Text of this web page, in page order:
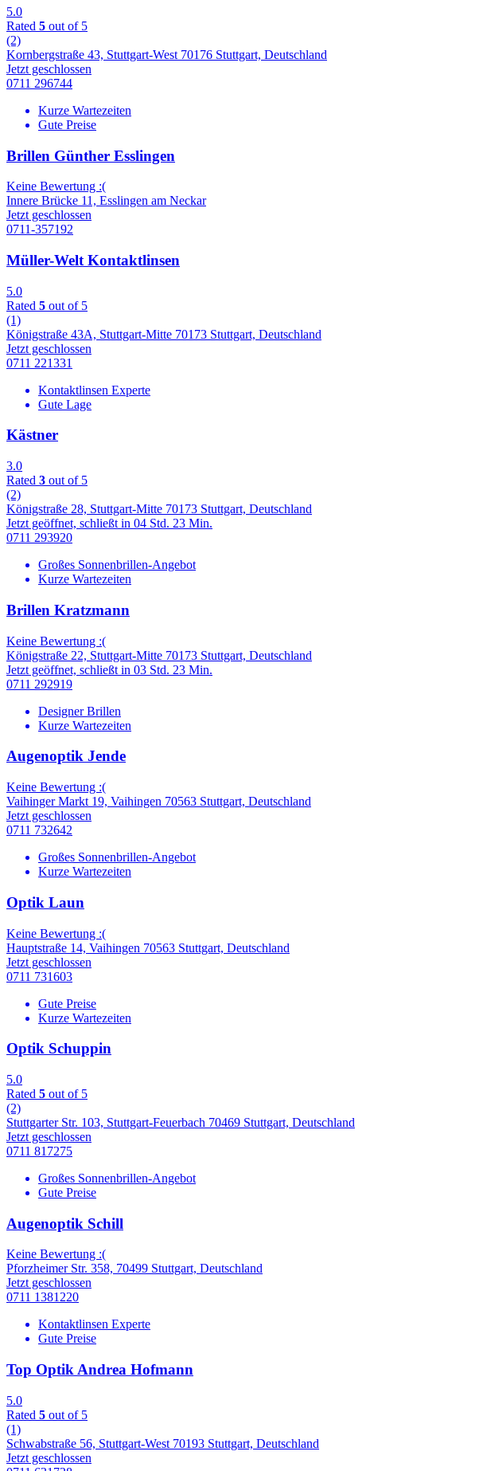
5.0
Rated 5 out of 5
(2)
Kornbergstraße 43, Stuttgart-West 70176 Stuttgart, Deutschland
Jetzt geschlossen
0711 296744
Kurze Wartezeiten
Gute Preise
Brillen Günther Esslingen
Keine Bewertung :(
Innere Brücke 11, Esslingen am Neckar
Jetzt geschlossen
0711-357192
Müller-Welt Kontaktlinsen
5.0
Rated 5 out of 5
(1)
Königstraße 43A, Stuttgart-Mitte 70173 Stuttgart, Deutschland
Jetzt geschlossen
0711 221331
Kontaktlinsen Experte
Gute Lage
Kästner
3.0
Rated 3 out of 5
(2)
Königstraße 28, Stuttgart-Mitte 70173 Stuttgart, Deutschland
Jetzt geöffnet, schließt in 04 Std. 23 Min.
0711 293920
Großes Sonnenbrillen-Angebot
Kurze Wartezeiten
Brillen Kratzmann
Keine Bewertung :(
Königstraße 22, Stuttgart-Mitte 70173 Stuttgart, Deutschland
Jetzt geöffnet, schließt in 03 Std. 23 Min.
0711 292919
Designer Brillen
Kurze Wartezeiten
Augenoptik Jende
Keine Bewertung :(
Vaihinger Markt 19, Vaihingen 70563 Stuttgart, Deutschland
Jetzt geschlossen
0711 732642
Großes Sonnenbrillen-Angebot
Kurze Wartezeiten
Optik Laun
Keine Bewertung :(
Hauptstraße 14, Vaihingen 70563 Stuttgart, Deutschland
Jetzt geschlossen
0711 731603
Gute Preise
Kurze Wartezeiten
Optik Schuppin
5.0
Rated 5 out of 5
(2)
Stuttgarter Str. 103, Stuttgart-Feuerbach 70469 Stuttgart, Deutschland
Jetzt geschlossen
0711 817275
Großes Sonnenbrillen-Angebot
Gute Preise
Augenoptik Schill
Keine Bewertung :(
Pforzheimer Str. 358, 70499 Stuttgart, Deutschland
Jetzt geschlossen
0711 1381220
Kontaktlinsen Experte
Gute Preise
Top Optik Andrea Hofmann
5.0
Rated 5 out of 5
(1)
Schwabstraße 56, Stuttgart-West 70193 Stuttgart, Deutschland
Jetzt geschlossen